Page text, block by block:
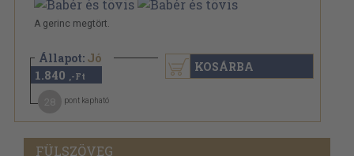
A gerinc megtört.
Állapot: Jó
1.840 ,-Ft
pont kapható
KOSÁRBA
FÜLSZÖVEG